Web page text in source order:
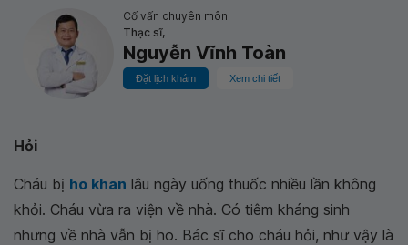
Cố vấn chuyên môn
Thạc sĩ,
Nguyễn Vĩnh Toàn
Đặt lịch khám Xem chi tiết
Hỏi
Cháu bị ho khan lâu ngày uống thuốc nhiều lần không
khỏi. Cháu vừa ra viện về nhà. Có tiêm kháng sinh
nhưng về nhà vẫn bị ho. Bác sĩ cho cháu hỏi, như vậy là